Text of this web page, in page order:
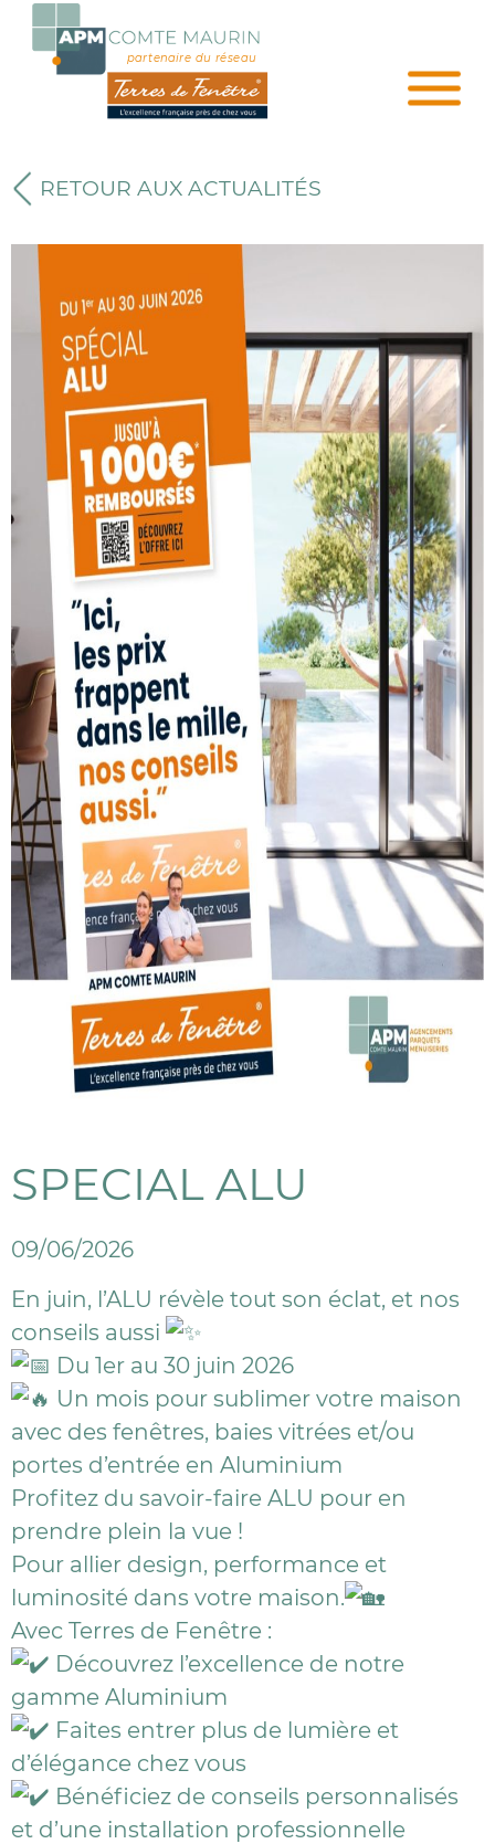
partenaire du réseau
RETOUR AUX ACTUALITÉS
SPECIAL ALU
09/06/2026
En juin, l’ALU révèle tout son éclat, et nos
conseils aussi
Du 1er au 30 juin 2026
Un mois pour sublimer votre maison
avec des fenêtres, baies vitrées et/ou
portes d’entrée en Aluminium
Profitez du savoir-faire ALU pour en
prendre plein la vue !
Pour allier design, performance et
luminosité dans votre maison.
Avec Terres de Fenêtre :
Découvrez l’excellence de notre
gamme Aluminium
Faites entrer plus de lumière et
d’élégance chez vous
Bénéficiez de conseils personnalisés
et d’une installation professionnelle